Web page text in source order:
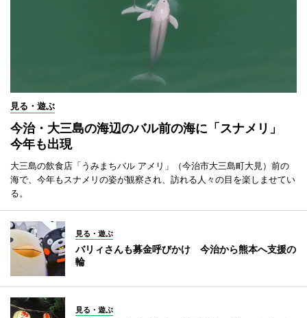
見る・遊ぶ
今治・大三島の海辺のバル前の海に「スナメリ」
今年も出現
大三島の飲食店「うみまちバル アメリ」（今治市大三島町大見）前の
海で、今年もスナメリの姿が観察され、訪れる人々の目を楽しませてい
る。
見る・遊ぶ
バリィさんも募金呼びかけ 今治から熊本へ支援の
輪
見る・遊ぶ